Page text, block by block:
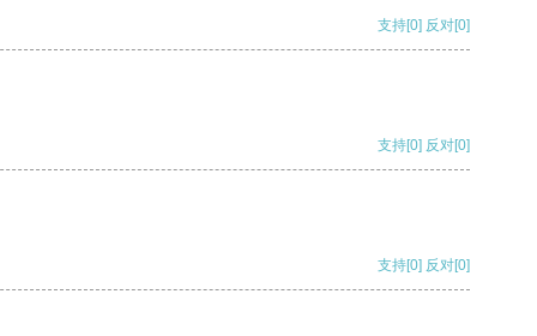
支持[0] 反对[0]
支持[0] 反对[0]
支持[0] 反对[0]